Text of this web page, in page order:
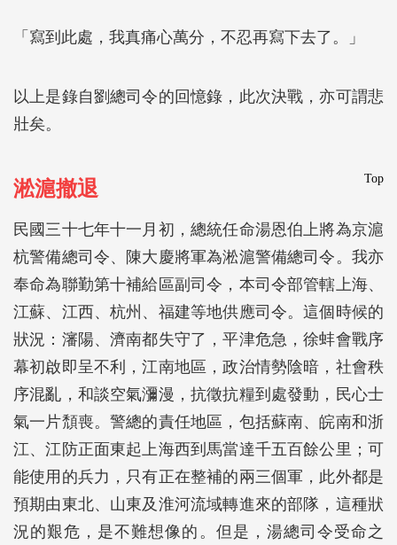
「寫到此處，我真痛心萬分，不忍再寫下去了。」
以上是錄自劉總司令的回憶錄，此次決戰，亦可謂悲
壯矣。
Top
淞滬撤退
民國三十七年十一月初，總統任命湯恩伯上將為京滬
杭警備總司令、陳大慶將軍為淞滬警備總司令。我亦
奉命為聯勤第十補給區副司令，本司令部管轄上海、
江蘇、江西、杭州、福建等地供應司令。這個時候的
狀況：瀋陽、濟南都失守了，平津危急，徐蚌會戰序
幕初啟即呈不利，江南地區，政治情勢陰暗，社會秩
序混亂，和談空氣瀰漫，抗徵抗糧到處發動，民心士
氣一片頹喪。警總的責任地區，包括蘇南、皖南和浙
江、江防正面東起上海西到馬當達千五百餘公里；可
能使用的兵力，只有正在整補的兩三個軍，此外都是
預期由東北、山東及淮河流域轉進來的部隊，這種狀
況的艱危，是不難想像的。但是，湯總司令受命之